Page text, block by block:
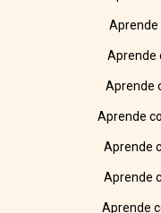
Aprende
Aprende
Aprende
Aprende
Aprende
Aprende
Aprende